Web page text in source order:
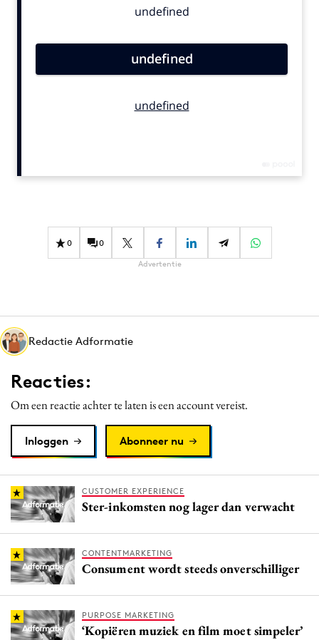
Contentmarketing
Effectiviteit
Gedragsverandering
Martech
Media
Merkstrategie
PR
Programmatic
Reputatie & crisis
0 0
Advertentie
Redactie Adformatie
Reacties:
Om een reactie achter te laten is een account vereist.
Inloggen Abonneer nu
CUSTOMER EXPERIENCE
Ster-inkomsten nog lager dan verwacht
CONTENTMARKETING
Consument wordt steeds onverschilliger
PURPOSE MARKETING
‘Kopiëren muziek en film moet simpeler’